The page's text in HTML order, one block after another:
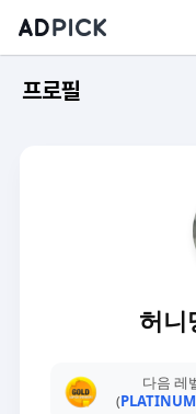
프로필
허니
다음 레
(PLATINUM